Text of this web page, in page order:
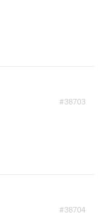
#38703
#38704